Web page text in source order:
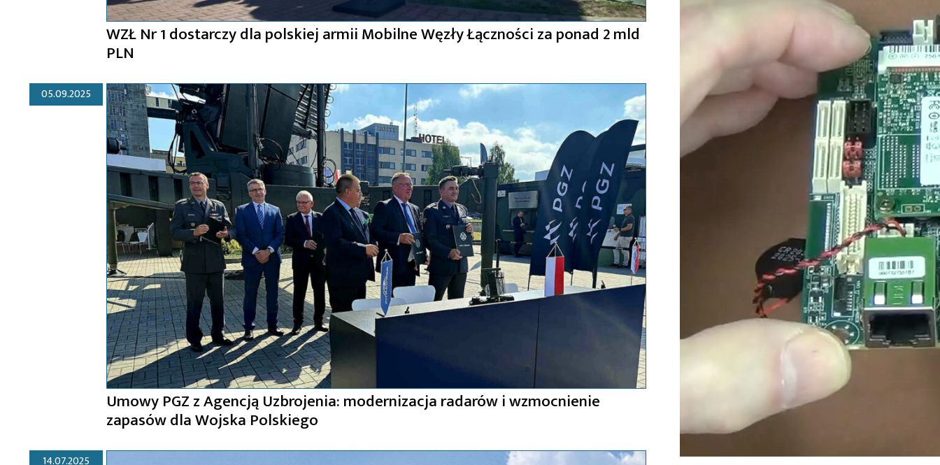
WZŁ Nr 1 dostarczy dla polskiej armii Mobilne Węzły Łączności za ponad 2 mld
PLN
05.09.2025
Umowy PGZ z Agencją Uzbrojenia: modernizacja radarów i wzmocnienie
zapasów dla Wojska Polskiego
14.07.2025